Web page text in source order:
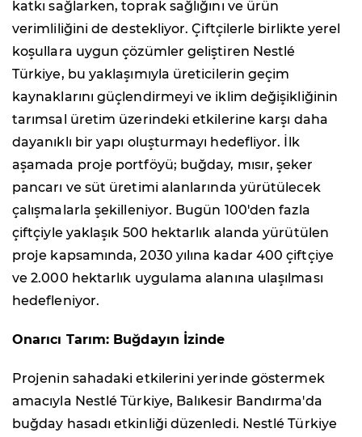
katkı sağlarken, toprak sağlığını ve ürün
verimliliğini de destekliyor. Çiftçilerle birlikte yerel
koşullara uygun çözümler geliştiren Nestlé
Türkiye, bu yaklaşımıyla üreticilerin geçim
kaynaklarını güçlendirmeyi ve iklim değişikliğinin
tarımsal üretim üzerindeki etkilerine karşı daha
dayanıklı bir yapı oluşturmayı hedefliyor. İlk
aşamada proje portföyü; buğday, mısır, şeker
pancarı ve süt üretimi alanlarında yürütülecek
çalışmalarla şekilleniyor. Bugün 100'den fazla
çiftçiyle yaklaşık 500 hektarlık alanda yürütülen
proje kapsamında, 2030 yılına kadar 400 çiftçiye
ve 2.000 hektarlık uygulama alanına ulaşılması
hedefleniyor.
Onarıcı Tarım: Buğdayın İzinde
Projenin sahadaki etkilerini yerinde göstermek
amacıyla Nestlé Türkiye, Balıkesir Bandırma'da
buğday hasadı etkinliği düzenledi. Nestlé Türkiye